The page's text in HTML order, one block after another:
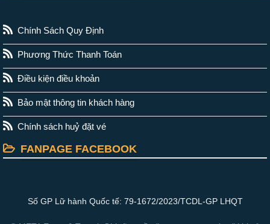
Chính Sách Quy Định
Phương Thức Thanh Toán
Điều kiện điều khoản
Bảo mật thông tin khách hàng
Chính sách huỷ đặt vé
FANPAGE FACEBOOK
Số GP Lữ hành Quốc tế: 79-1672/2023/TCDL-GP LHQT